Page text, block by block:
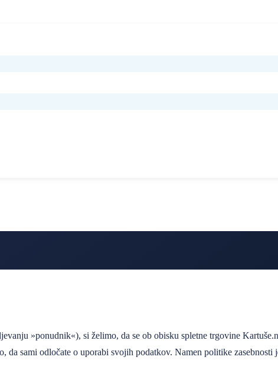
»ponudnik«), si želimo, da se ob obisku spletne trgovine
da sami odločate o uporabi svojih podatkov. Namen politike